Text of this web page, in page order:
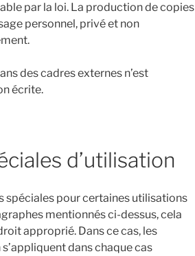
par la loi. La production de copies
personnel, privé et non
des cadres externes n’est
écrite.
d’utilisation
spéciales pour certaines utilisations
mentionnés ci-dessus, cela
approprié. Dans ce cas, les
dans chaque cas